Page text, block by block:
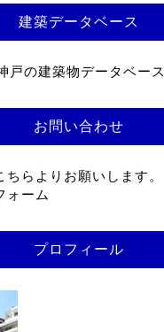
建築データベース
戸の建築物データベース
お問い合わせ
らよりお願いします。
ォーム
プロフィール